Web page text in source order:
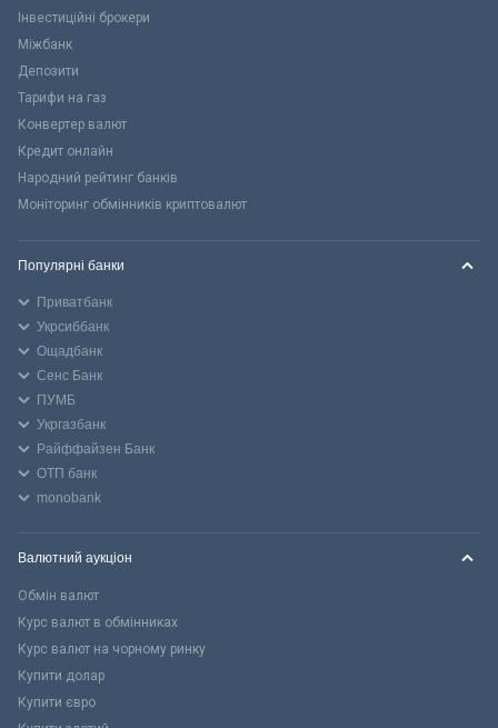
Інвестиційні брокери
Міжбанк
Депозити
Тарифи на газ
Конвертер валют
Кредит онлайн
Народний рейтинг банків
Моніторинг обмінників криптовалют
Популярні банки
Приватбанк
Укрсиббанк
Ощадбанк
Сенс Банк
ПУМБ
Укргазбанк
Райффайзен Банк
ОТП банк
monobank
Валютний аукціон
Обмін валют
Курс валют в обмінниках
Курс валют на чорному ринку
Купити долар
Купити євро